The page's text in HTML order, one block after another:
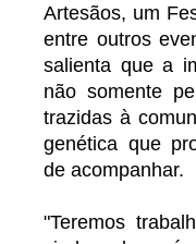
Artesãos, um
entre outros
salienta que a
não somente
trazidas à
genética que
de acompanhar.
"Teremos